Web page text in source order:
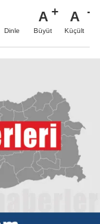
Dinle
A
Büyüt
A
Küçült